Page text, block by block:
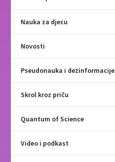
Nauka za djecu
Novosti
Pseudonauka i dezinformacije
Skrol kroz priču
Quantum of Science
Video i podkast